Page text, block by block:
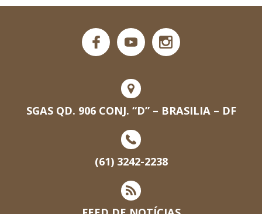
SGAS QD. 906 CONJ. “D” – BRASILIA – DF
(61) 3242-2238